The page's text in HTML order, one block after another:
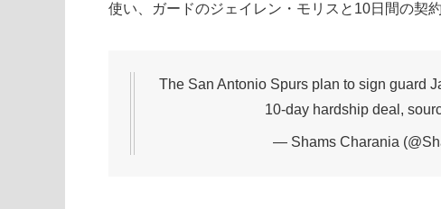
使い、ガードのジェイレン・モリスと10日間の契
The San Antonio Spurs plan to sign guard
10-day hardship deal,
— Shams Charania